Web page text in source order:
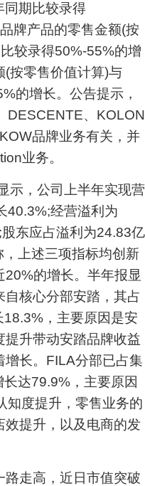
同期比较录得
牌产品的零售金额(按
较录得50%-55%的增
(按零售价值计算)与
的增长。公告提示，
DESCENTE、KOLON
品牌业务有关，并
业务。
，公司上半年实现营
40.3%;经营溢利为
东应占溢利为24.83亿
上述三项指标均创新
的增长。半年报显
核心分部安踏，其占
，主要原因是安
升带动安踏品牌收益
长。FILA分部已占集
达79.9%，主要原因
知度提升，零售业务的
效提升，以及电商的发
走高，近日市值突破